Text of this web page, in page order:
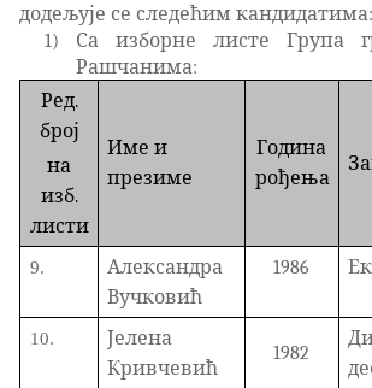
додељује се следећим кандидатима:
1)
Са изборне листе Група
Рашчанима:
Ред.
број
на
изб.
листи
Име и
презиме
Година
рођења
9.
Александра
Вучковић
1986
10.
Јелена
Кривчевић
1982